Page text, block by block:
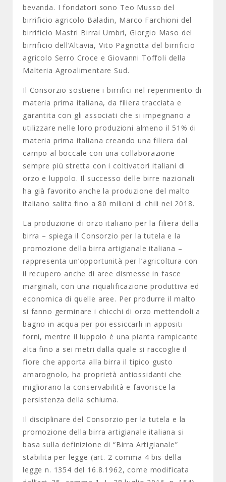
bevanda. I fondatori sono Teo Musso del
birrificio agricolo Baladin, Marco Farchioni del
birrificio Mastri Birrai Umbri, Giorgio Maso del
birrificio dell’Altavia, Vito Pagnotta del birrificio
agricolo Serro Croce e Giovanni Toffoli della
Malteria Agroalimentare Sud.
Il Consorzio sostiene i birrifici nel reperimento di
materia prima italiana, da filiera tracciata e
garantita con gli associati che si impegnano a
utilizzare nelle loro produzioni almeno il 51% di
materia prima italiana creando una filiera dal
campo al boccale con una collaborazione
sempre più stretta con i coltivatori italiani di
orzo e luppolo. Il successo delle birre nazionali
ha già favorito anche la produzione del malto
italiano salita fino a 80 milioni di chili nel 2018.
La produzione di orzo italiano per la filiera della
birra – spiega il Consorzio per la tutela e la
promozione della birra artigianale italiana –
rappresenta un’opportunità per l’agricoltura con
il recupero anche di aree dismesse in fasce
marginali, con una riqualificazione produttiva ed
economica di quelle aree. Per produrre il malto
si fanno germinare i chicchi di orzo mettendoli a
bagno in acqua per poi essiccarli in appositi
forni, mentre il luppolo è una pianta rampicante
alta fino a sei metri dalla quale si raccoglie il
fiore che apporta alla birra il tipico gusto
amarognolo, ha proprietà antiossidanti che
migliorano la conservabilità e favorisce la
persistenza della schiuma.
Il disciplinare del Consorzio per la tutela e la
promozione della birra artigianale italiana si
basa sulla definizione di “Birra Artigianale”
stabilita per legge (art. 2 comma 4 bis della
legge n. 1354 del 16.8.1962, come modificata